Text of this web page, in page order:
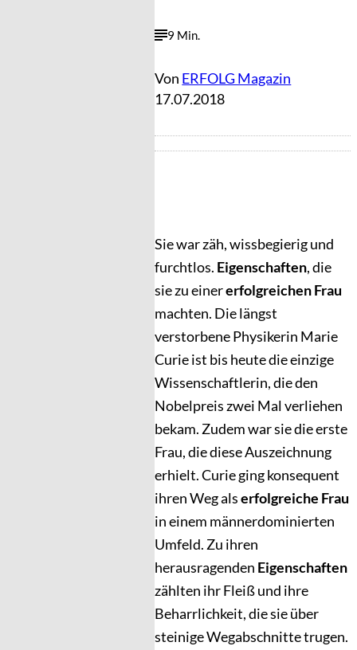
9 Min.
Von ERFOLG Magazin
17.07.2018
Sie war zäh, wissbegierig und
furchtlos. Eigenschaften, die
sie zu einererfolgreichen Frau
machten. Die längst
verstorbene Physikerin Marie
Curie ist bis heute die einzige
Wissenschaftlerin, die den
Nobelpreis zwei Mal verliehen
bekam. Zudem war sie die erste
Frau, die diese Auszeichnung
erhielt. Curie ging konsequent
ihren Weg alserfolgreiche Frau
in einem männerdominierten
Umfeld. Zu ihren
herausragenden Eigenschaften
zählten ihr Fleiß und ihre
Beharrlichkeit, die sie über
steinige Wegabschnitte trugen.